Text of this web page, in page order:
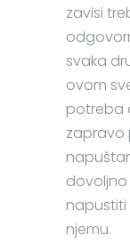
zavisi
svaka
ovom
potreba
zapravo
dovoljno
njemu.